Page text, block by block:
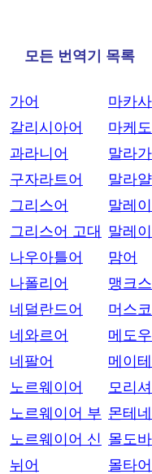
모든 번역기 목록
가어
갈리시아어
과라니어
구자라트어
그리스어
그리스어 고대
나우아틀어
나폴리어
네덜란드어
네와르어
네팔어
노르웨이어
노르웨이어 부
노르웨이어 신
뉘어
마카
마케
말라
말라
말레
말레
맘어
맹크
머스
메도
메이
모리
몬테
몰도
몰타어